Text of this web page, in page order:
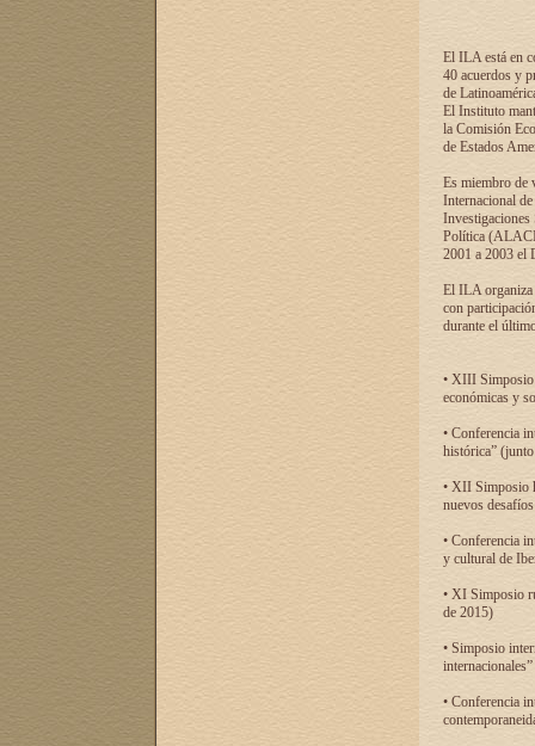
El ILA está en
40 acuerdos y
de
El Instituto
la Comisión
de Estados
Es miembro de
Internacional
Investigaciones
Política
2001 a 2003 el
El ILA organiza
con
durante el
• XIII Simposio
económicas y
• Conferencia
histórica”
• XII Simposio
nuevos
• Conferencia
y cultural de
• XI Simposio
de 2015)
• Simposio
• Conferencia